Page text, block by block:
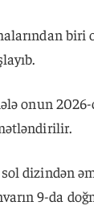
biri
onun
dizindən
9-da